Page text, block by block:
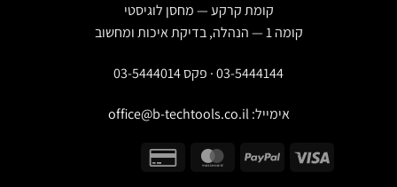
קומת קרקע — מחסן לוגיסטי
03-5444144 · פקס 03-5444014
אימייל:office@b-techtools.co.il